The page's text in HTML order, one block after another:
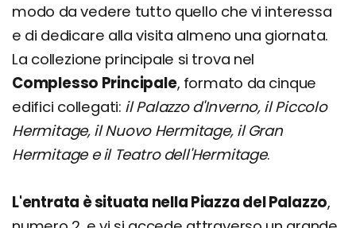
modo da vedere tutto quello che vi interessa
e di dedicare alla visita almeno una giornata.
La collezione principale si trova nel
Complesso Principale, formato da cinque
edifici collegati: il Palazzo d'Inverno, il Piccolo
Hermitage, il Nuovo Hermitage, il Gran
Hermitage e il Teatro dell'Hermitage.
L'entrata è situata nella Piazza del Palazzo,